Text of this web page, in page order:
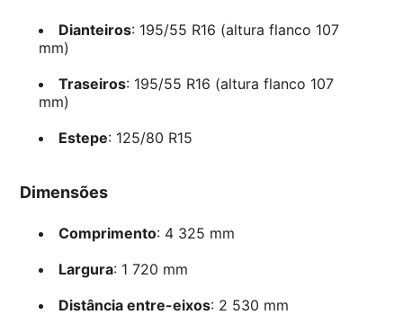
Dianteiros: 195/55 R16 (altura flanco 107
mm)
Traseiros: 195/55 R16 (altura flanco 107
mm)
Estepe: 125/80 R15
Dimensões
Comprimento: 4 325 mm
Largura: 1 720 mm
Distância entre-eixos: 2 530 mm